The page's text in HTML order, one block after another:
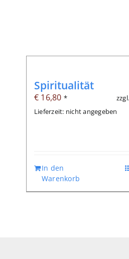
Spiritualität
€ 16,80 *
Lieferzeit: nicht angegeben
In den
Warenkorb